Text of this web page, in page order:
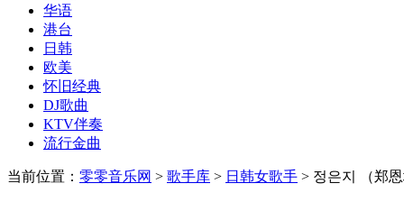
华语
港台
日韩
欧美
怀旧经典
DJ歌曲
KTV伴奏
流行金曲
当前位置： 零零音乐网 > 歌手库 > 日韩女歌手 > 정은지 （郑